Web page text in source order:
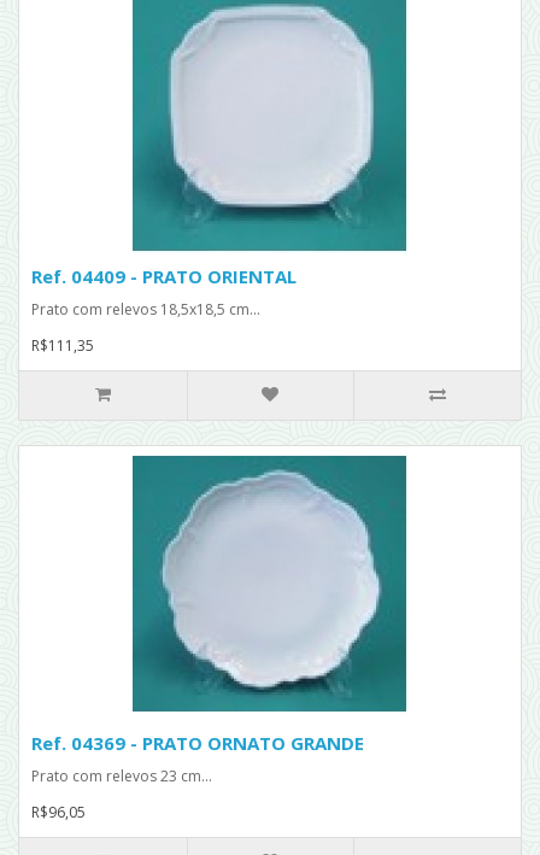
Ref. 04409 - PRATO ORIENTAL
Prato com relevos 18,5x18,5 cm...
R$111,35
Ref. 04369 - PRATO ORNATO GRANDE
Prato com relevos 23 cm...
R$96,05